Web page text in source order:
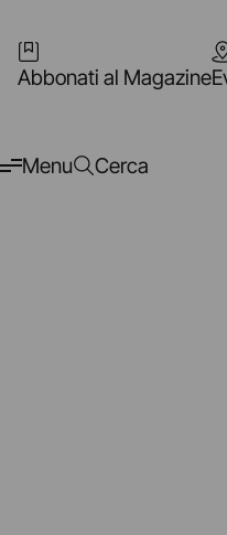
Abbonati al Magazine
Menu Cerca